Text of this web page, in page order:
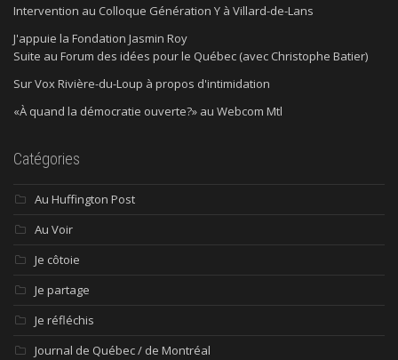
Intervention au Colloque Génération Y à Villard-de-Lans
J'appuie la Fondation Jasmin Roy
Suite au Forum des idées pour le Québec (avec Christophe Batier)
Sur Vox Rivière-du-Loup à propos d'intimidation
«À quand la démocratie ouverte?» au Webcom Mtl
Catégories
Au Huffington Post
Au Voir
Je côtoie
Je partage
Je réfléchis
Journal de Québec / de Montréal